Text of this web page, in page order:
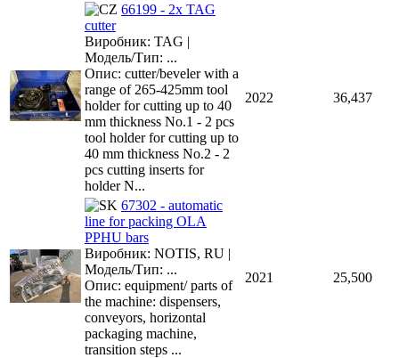
66199 - 2x TAG
cutter
Виробник: TAG |
Модель/Тип: ...
Опис: cutter/beveler with a
range of 265-425mm tool
holder for cutting up to 40
mm thickness No.1 - 2 pcs
tool holder for cutting up to
40 mm thickness No.2 - 2
pcs cutting inserts for
holder N...
2022 36,437
67302 - automatic
line for packing OLA
PPHU bars
Виробник: NOTIS, RU |
Модель/Тип: ...
Опис: equipment/ parts of
the machine: dispensers,
conveyors, horizontal
packaging machine,
transition steps ...
2021 25,500